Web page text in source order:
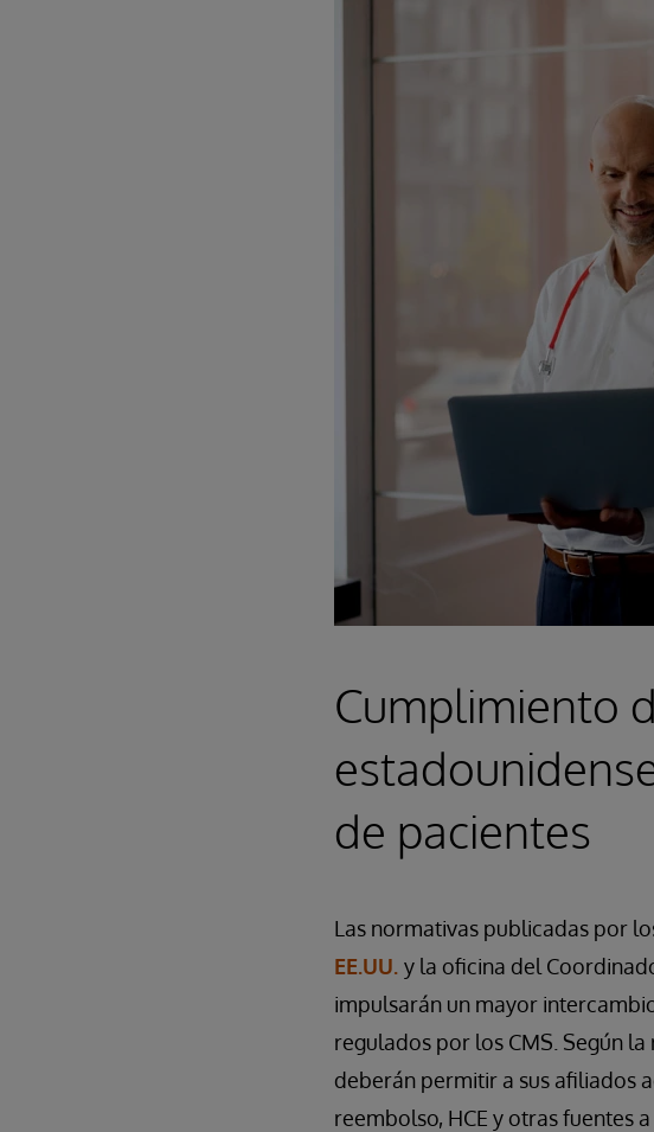
Cumplimiento
de pacientes
Las normativas publicadas por
EE.UU. y la oficina del
impulsarán un mayor
regulados por los CMS. Según
deberán permitir a sus afiliados
reembolso, HCE y otras fuentes